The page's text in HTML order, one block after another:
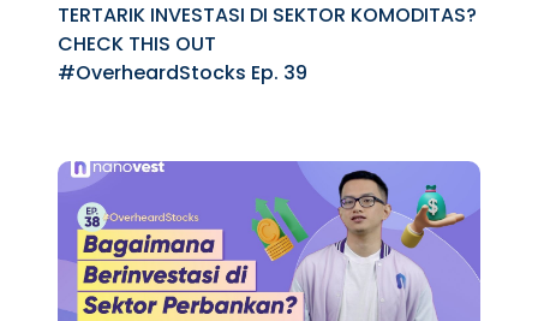
TERTARIK INVESTASI DI SEKTOR KOMODITAS?
CHECK THIS OUT
#OverheardStocks Ep. 39